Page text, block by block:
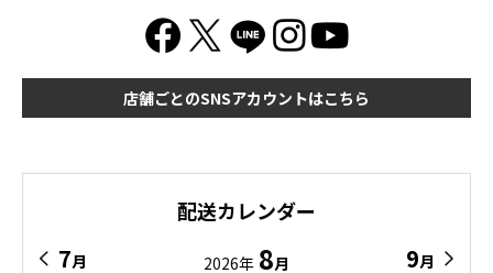
店舗ごとのSNSアカウントはこちら
配送カレンダー
7月 2026年 8月 9月